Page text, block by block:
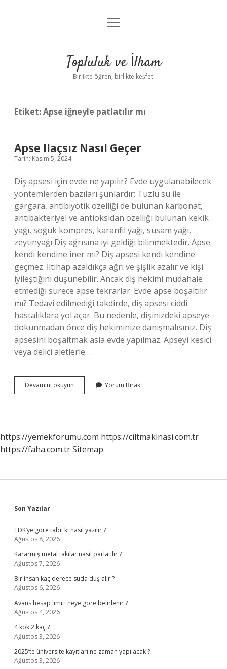
Anasayfa
Yasal Uyarı
menüyü
Topluluk ve İlham
Birlikte öğren, birlikte keşfet!
Etiket:Apse iğneyle patlatılır mı
Apse Ilaçsız Nasıl Geçer
Tarih: Kasım 5, 2024
Diş apsesi için evde ne yapılır? Evde uygulanabilecek
yöntemlerden bazıları şunlardır: Tuzlu su ile
gargara, antibiyotik özelliği de bulunan karbonat,
antibakteriyel ve antioksidan özelliği bulunan kekik
yağı, soğuk kompres, karanfil yağı, susam yağı,
zeytinyağı Diş ağrısına iyi geldiği bilinmektedir. Apse
kendi kendine iner mi? Diş apsesi kendi kendine
geçmez. İltihap azaldıkça ağrı ve şişlik azalır ve kişi
iyileştiğini düşünebilir. Ancak diş hekimi müdahale
etmediği sürece apse tekrarlar. Evde apse boşaltılır
mı? Tedavi edilmediği takdirde, diş apsesi ciddi
hastalıklara yol açar. Bu nedenle, dişinizdeki apseye
dokunmadan önce diş hekiminize danışmalısınız. Diş
apsesini boşaltmak asla evde yapılmaz. Apseyi kesici
veya delici aletlerle…
Devamını okuyun
Ilaçsız
Yorum Bırak
https://yemekforumu.com https://ciltmakinasi.com.tr
https://faha.com.trSitemap
Sidebar
Son Yazılar
TDK’ye göre tabii ki nasıl yazılır ?
Ağustos 8, 2026
Kararmış metal takılar nasıl parlatılır ?
Ağustos 7, 2026
Bir insan kaç derece suda duş alır ?
Ağustos 6, 2026
Avans hesap limiti neye göre belirlenir ?
Ağustos 4, 2026
4 kök 2 kaç ?
Ağustos 3, 2026
2025’te üniversite kayıtları ne zaman yapılacak ?
Ağustos 3, 2026